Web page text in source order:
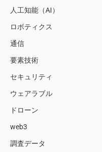
人工知能（AI）
ロボティクス
通信
要素技術
セキュリティ
ウェアラブル
ドローン
web3
調査データ